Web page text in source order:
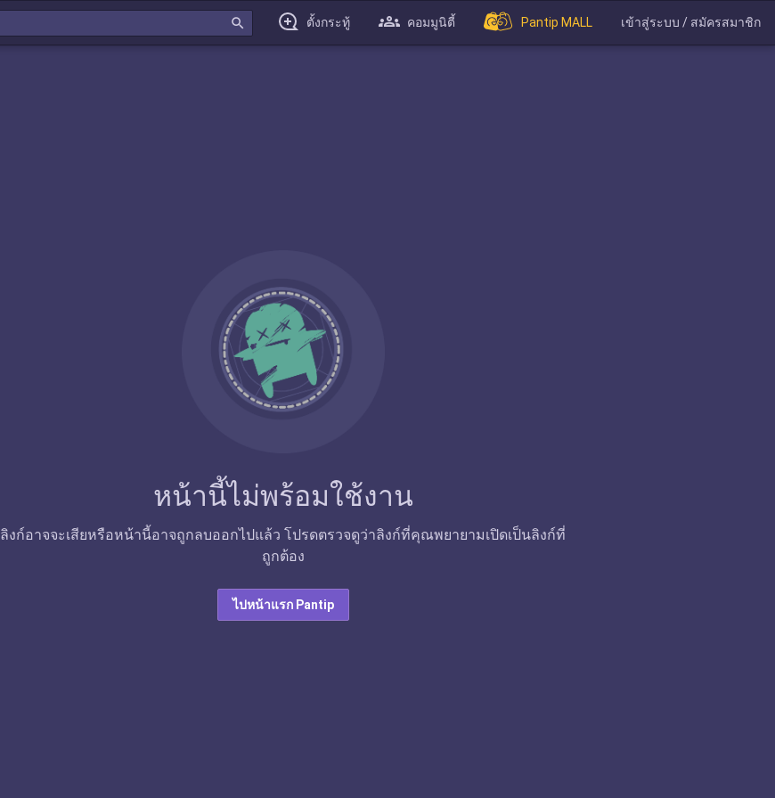
search ตั้งกระทู้ คอมมูนิตี้ Pantip MALL เข้าสู่ระบบ / สมัครสมาชิก
หน้านี้ไม่พร้อมใช้งาน
ลิงก์อาจจะเสียหรือหน้านี้อาจถูกลบออกไปแล้ว โปรดตรวจดูว่าลิงก์ที่คุณพยายามเปิดเป็นลิงก์ที่
ถูกต้อง
ไปหน้าแรก Pantip